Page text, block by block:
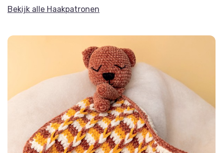
Bekijk alle Haakpatronen